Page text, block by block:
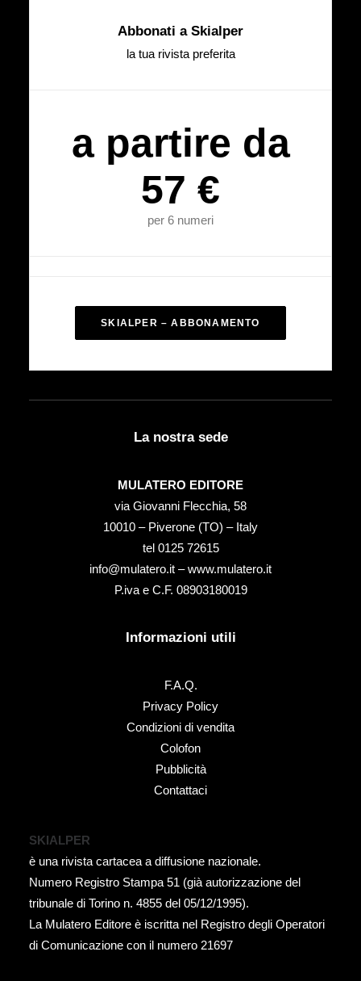
Abbonati a Skialper
la tua rivista preferita
a partire da
57 €
per 6 numeri
SKIALPER – ABBONAMENTO
La nostra sede
MULATERO EDITORE
via Giovanni Flecchia, 58
10010 – Piverone (TO) – Italy
tel ‭0125 72615‬
info@mulatero.it –www.mulatero.it
P.iva e C.F. 08903180019
Informazioni utili
F.A.Q.
Privacy Policy
Condizioni di vendita
Colofon
Pubblicità
Contattaci
SKIALPER
è una rivista cartacea a diffusione nazionale.
Numero Registro Stampa 51 (già autorizzazione del
tribunale di Torino n. 4855 del 05/12/1995).
La Mulatero Editore è iscritta nel Registro degli Operatori
di Comunicazione con il numero 21697